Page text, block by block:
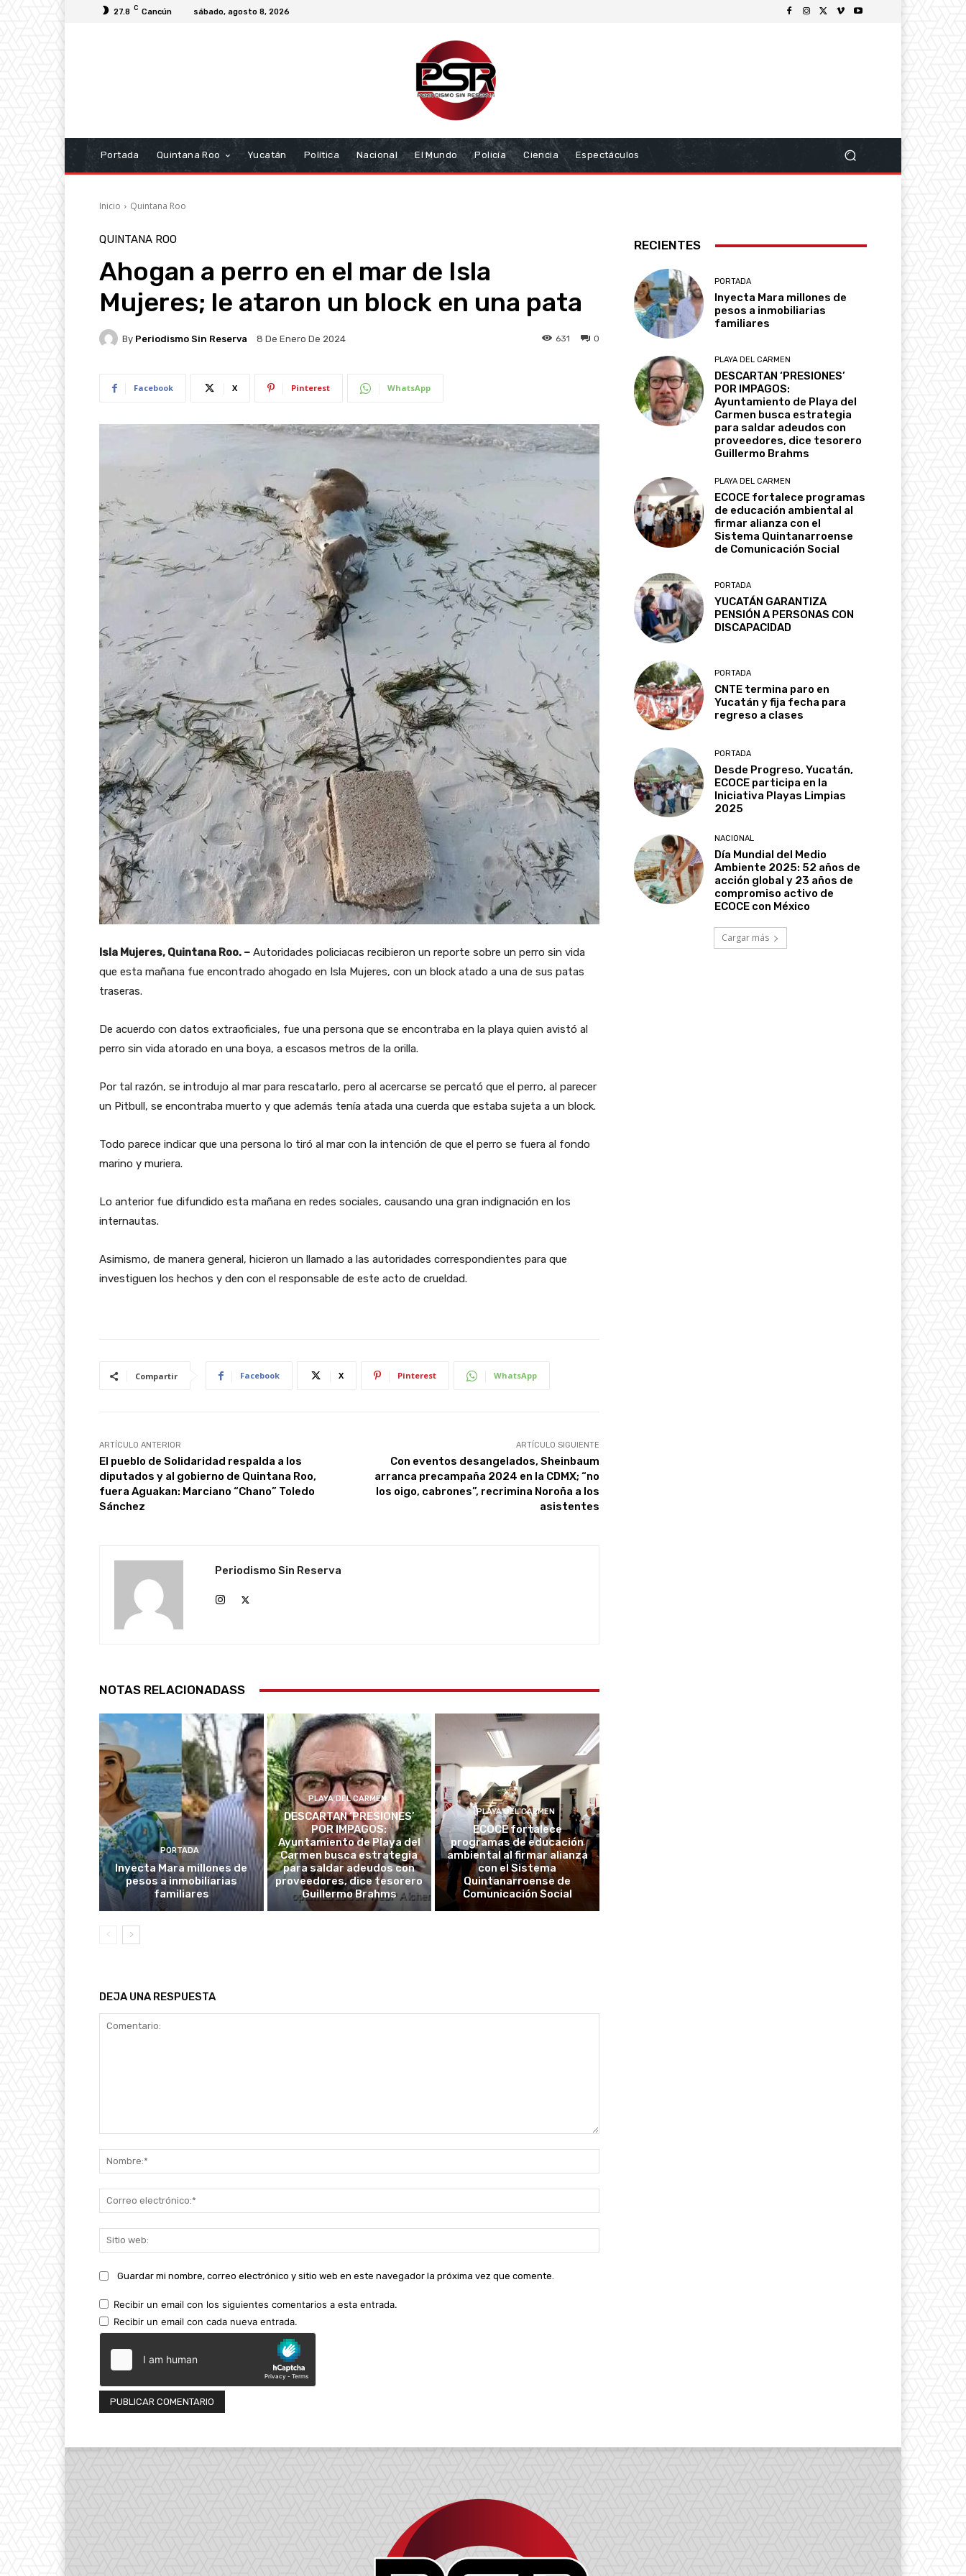
27.8 C Cancún sábado, agosto 8, 2026
Portada Quintana Roo Yucatán Política Nacional El Mundo Policía Ciencia Espectáculos
Inicio Quintana Roo
QUINTANA ROO
Ahogan a perro en el mar de Isla
Mujeres; le ataron un block en una pata
By Periodismo Sin Reserva 8 De Enero De 2024 0
631
Facebook X Pinterest WhatsApp
Isla Mujeres, Quintana Roo. – Autoridades policiacas recibieron un reporte sobre un perro sin vida
que esta mañana fue encontrado ahogado en Isla Mujeres, con un block atado a una de sus patas
traseras.
De acuerdo con datos extraoficiales, fue una persona que se encontraba en la playa quien avistó al
perro sin vida atorado en una boya, a escasos metros de la orilla.
Por tal razón, se introdujo al mar para rescatarlo, pero al acercarse se percató que el perro, al parecer
un Pitbull, se encontraba muerto y que además tenía atada una cuerda que estaba sujeta a un block.
Todo parece indicar que una persona lo tiró al mar con la intención de que el perro se fuera al fondo
marino y muriera.
Lo anterior fue difundido esta mañana en redes sociales, causando una gran indignación en los
internautas.
Asimismo, de manera general, hicieron un llamado a las autoridades correspondientes para que
investiguen los hechos y den con el responsable de este acto de crueldad.
Compartir Facebook X Pinterest WhatsApp
ARTÍCULO ANTERIOR
El pueblo de Solidaridad respalda a los
diputados y al gobierno de Quintana Roo,
fuera Aguakan: Marciano “Chano” Toledo
Sánchez
ARTÍCULO SIGUIENTE
Con eventos desangelados, Sheinbaum
arranca precampaña 2024 en la CDMX; “no
los oigo, cabrones”, recrimina Noroña a los
asistentes
Periodismo Sin Reserva
NOTAS RELACIONADASS
PORTADA
Inyecta Mara millones de
pesos a inmobiliarias
familiares
PLAYA DEL CARMEN
DESCARTAN ‘PRESIONES’
POR IMPAGOS:
Ayuntamiento de Playa del
Carmen busca estrategia
para saldar adeudos con
proveedores, dice tesorero
Guillermo Brahms
PLAYA DEL CARMEN
ECOCE fortalece
programas de educación
ambiental al firmar alianza
con el Sistema
Quintanarroense de
Comunicación Social
DEJA UNA RESPUESTA
electrónico:*
web:
Guardar mi nombre, correo electrónico y sitio web en este navegador la próxima vez que comente.
Recibir un email con los siguientes comentarios a esta entrada.
Recibir un email con cada nueva entrada.
RECIENTES
PORTADA
Inyecta Mara millones de
pesos a inmobiliarias
familiares
PLAYA DEL CARMEN
DESCARTAN ‘PRESIONES’
POR IMPAGOS:
Ayuntamiento de Playa del
Carmen busca estrategia
para saldar adeudos con
proveedores, dice tesorero
Guillermo Brahms
PLAYA DEL CARMEN
ECOCE fortalece programas
de educación ambiental al
firmar alianza con el
Sistema Quintanarroense
de Comunicación Social
PORTADA
YUCATÁN GARANTIZA
PENSIÓN A PERSONAS CON
DISCAPACIDAD
PORTADA
CNTE termina paro en
Yucatán y fija fecha para
regreso a clases
PORTADA
Desde Progreso, Yucatán,
ECOCE participa en la
Iniciativa Playas Limpias
2025
NACIONAL
Día Mundial del Medio
Ambiente 2025: 52 años de
acción global y 23 años de
compromiso activo de
ECOCE con México
Cargar más